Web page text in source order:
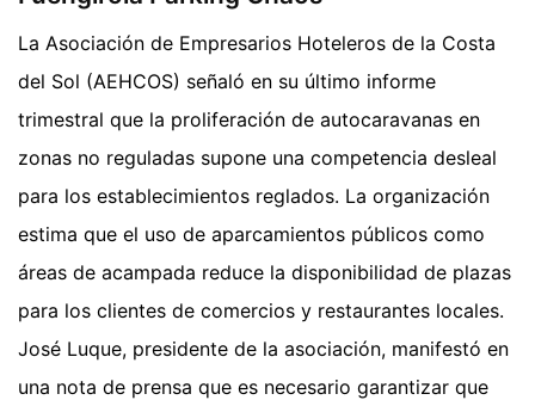
La Asociación de Empresarios Hoteleros de la Costa
del Sol (AEHCOS) señaló en su último informe
trimestral que la proliferación de autocaravanas en
zonas no reguladas supone una competencia desleal
para los establecimientos reglados. La organización
estima que el uso de aparcamientos públicos como
áreas de acampada reduce la disponibilidad de plazas
para los clientes de comercios y restaurantes locales.
José Luque, presidente de la asociación, manifestó en
una nota de prensa que es necesario garantizar que